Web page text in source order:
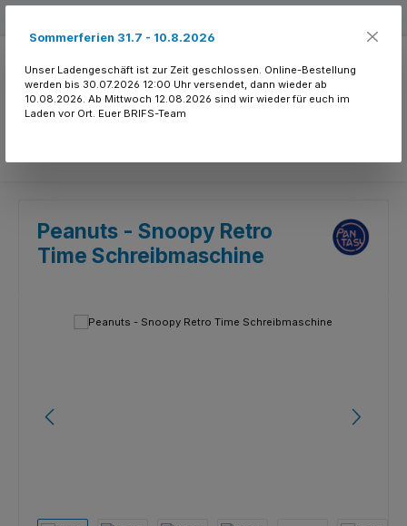
Peanuts - Snoopy Retro
Time Schreibmaschine
Bildergalerie überspringen
Sommerferien 31.7 - 10.8.2026
Unser Ladengeschäft ist zur Zeit geschlossen. Online-Bestellung
werden bis 30.07.2026 12:00 Uhr versendet, dann wieder ab
10.08.2026. Ab Mittwoch 12.08.2026 sind wir wieder für euch im
Laden vor Ort. Euer BRIFS-Team